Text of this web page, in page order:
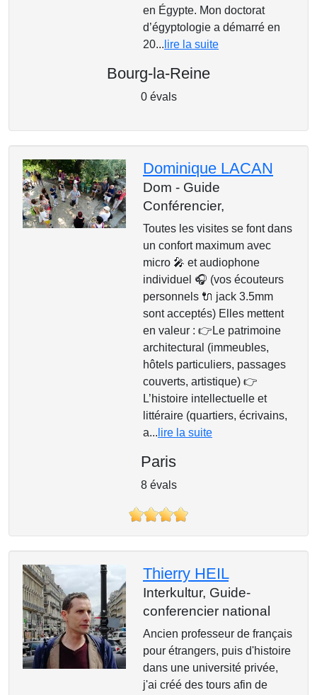
en Égypte. Mon doctorat
d’égyptologie a démarré en
20... lire la suite
Bourg-la-Reine
0 évals
Dominique LACAN
Dom - Guide
Conférencier,
Toutes les visites se font dans
un confort maximum avec
micro 🎤 et audiophone
individuel 🎧 (vos écouteurs
personnels 🔌 jack 3.5mm
sont acceptés) Elles mettent
en valeur : 👉Le patrimoine
architectural (immeubles,
hôtels particuliers, passages
couverts, artistique) 👉
L’histoire intellectuelle et
littéraire (quartiers, écrivains,
a... lire la suite
Paris
8 évals
Thierry HEIL
Interkultur, Guide-
conferencier national
Ancien professeur de français
pour étrangers, puis d'histoire
dans une université privée,
j'ai créé des tours afin de